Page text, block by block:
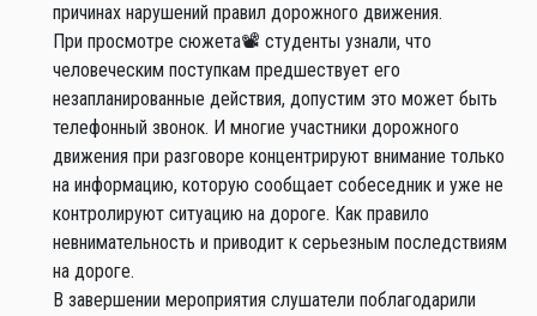
причинах нарушений правил дорожного движения.
При просмотре сюжета📽 студенты узнали, что
человеческим поступкам предшествует его
незапланированные действия, допустим это может быть
телефонный звонок. И многие участники дорожного
движения при разговоре концентрируют внимание только
на информацию, которую сообщает собеседник и уже не
контролируют ситуацию на дороге. Как правило
невнимательность и приводит к серьезным последствиям
на дороге.
В завершении мероприятия слушатели поблагодарили